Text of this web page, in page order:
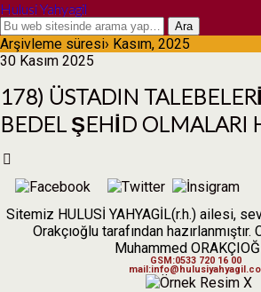
Hulusi Yahyagil
Arşivleme süresi› Kasım, 2025
30 Kasım 2025
178) ÜSTADIN
BEDEL ŞEHİD OLMALARI
Sitemiz HULUSİ YAHYAGİL(r.h.) ailesi,
Orakçıoğlu tarafından
Muhammed
GSM:0533 720 16 00
X